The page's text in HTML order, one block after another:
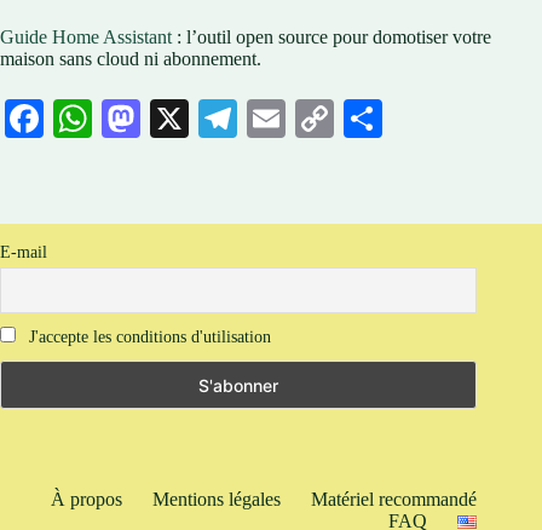
Guide Home Assistant : l’outil open source pour domotiser votre
maison sans cloud ni abonnement.
Fa
ok
W
A
pp
M
do
n
X
Te
a
m
E
C
Li
nk
er
E-mail
J'accepte les conditions d'utilisation
À propos Mentions légales
Matériel recommandé
FAQ